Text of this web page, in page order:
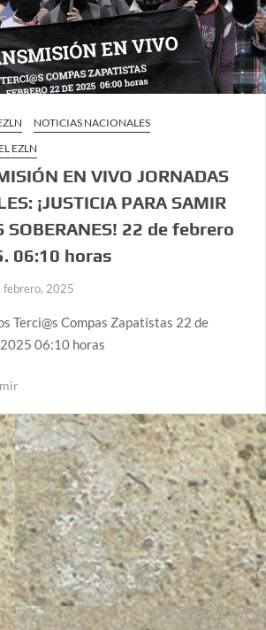
NOTICIAS NACIONALES
EZLN
EN VIVO JORNADAS
¡JUSTICIA PARA SAMIR
SOBERANES! 22 de febrero
06:10 horas
febrero, 2025
Terci@s Compas Zapatistas 22 de
06:10 horas